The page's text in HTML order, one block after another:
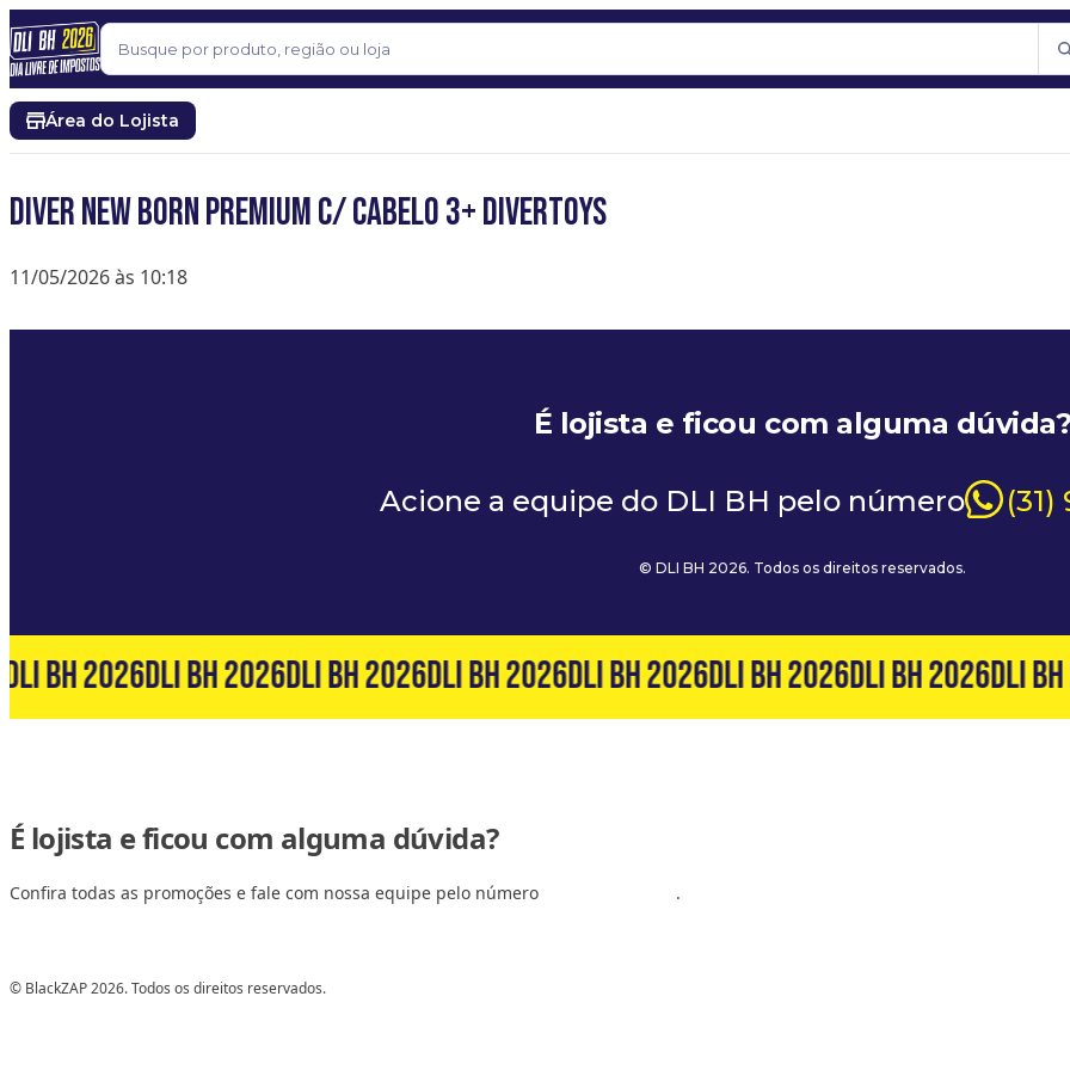
Pular para o conteúdo
Buscar
Área do Lojista
DIVER NEW BORN PREMIUM C/ CABELO 3+ DIVERTOYS
11/05/2026 às 10:18
É lojista e ficou com alguma dúvida?
Acione a equipe do DLI BH pelo número (31)
© DLI BH 2026. Todos os direitos reservados.
BH 2026DLI BH 2026DLI BH 2026DLI BH 2026DLI BH 2026DLI BH 2026DLI BH 2026DLI BH
É lojista e ficou com alguma dúvida?
Confira todas as promoções e fale com nossa equipe pelo número .
© BlackZAP 2026. Todos os direitos reservados.